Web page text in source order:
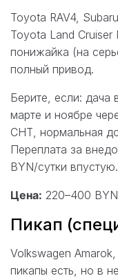
Toyota RAV4,
Toyota Land
понижайка (на
полный привод.
Берите, если: дача
марте и ноябре
СНТ, нормальная
Переплата за
BYN/сутки впустую.
Цена: 220–400
Пикап
Volkswagen
пикапы есть, но в